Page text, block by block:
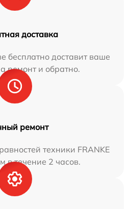
доставка
бесплатно доставит ваше
ремонт и обратно.
ремонт
техники FRANKE
в течение 2 часов.